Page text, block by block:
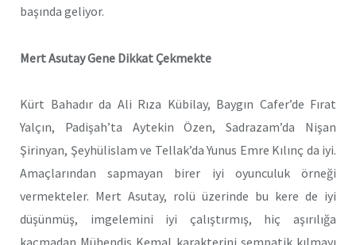
başında geliyor.
Mert Asutay Gene Dikkat Çekmekte
Kürt Bahadır da Ali Rıza Kübilay, Baygın Cafer’de Fırat
Yalçın, Padişah’ta Aytekin Özen, Sadrazam’da Nişan
Şirinyan, Şeyhülislam ve Tellak’da Yunus Emre Kılınç da iyi.
Amaçlarından sapmayan birer iyi oyunculuk örneği
vermekteler. Mert Asutay, rolü üzerinde bu kere de iyi
düşünmüş, imgelemini iyi çalıştırmış, hiç aşırılığa